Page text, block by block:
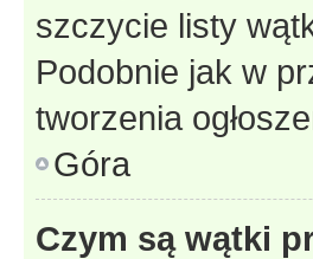
szczycie listy
Podobnie jak w
tworzenia
Góra
Czym są wątki